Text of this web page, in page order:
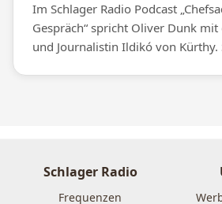
Im Schlager Radio Podcast
Gespräch“ spricht Oliver Dunk
und Journalistin Ildikó von Kürthy.
Schlager Radio
Frequenzen